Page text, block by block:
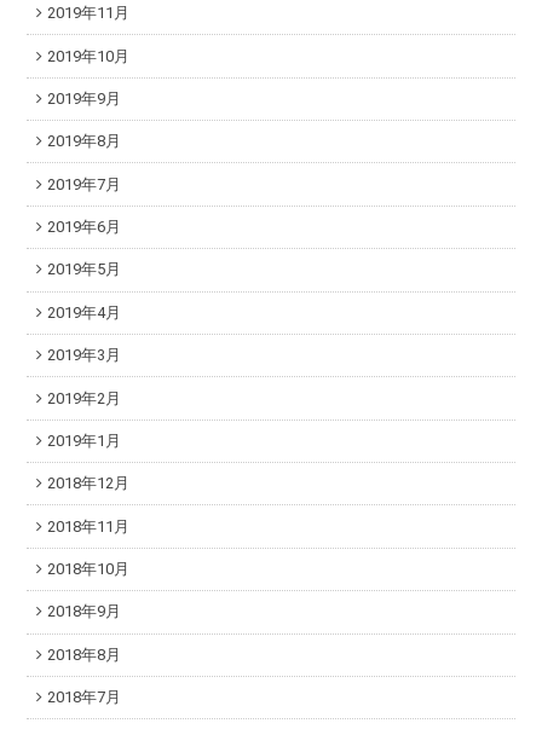
2019年11月
2019年10月
2019年9月
2019年8月
2019年7月
2019年6月
2019年5月
2019年4月
2019年3月
2019年2月
2019年1月
2018年12月
2018年11月
2018年10月
2018年9月
2018年8月
2018年7月